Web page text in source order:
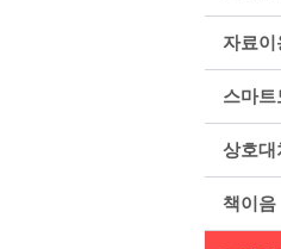
자료이
스마
상호대
책이음